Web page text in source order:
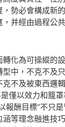
勢必會構成新
并經由過程公
化為可操縱的
中，不克不及
克不及被東西邏
僅以效力和籠
報酬目標”不只
等理念融進技